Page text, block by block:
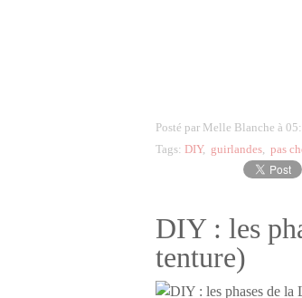
Posté par Melle Blanche à
Tags: DIY, guirlandes, pas
DIY : les
tenture)